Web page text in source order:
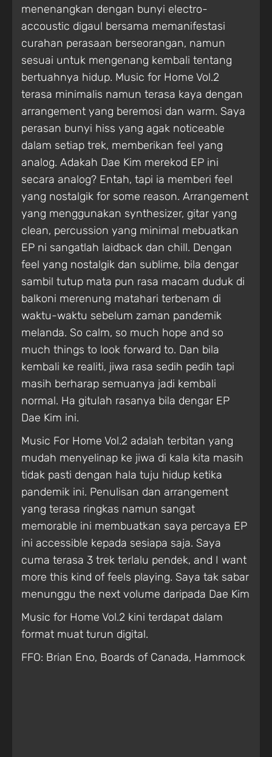
menenangkan dengan bunyi electro-
accoustic digaul bersama memanifestasi
curahan perasaan berseorangan, namun
sesuai untuk mengenang kembali tentang
bertuahnya hidup. Music for Home Vol.2
terasa minimalis namun terasa kaya dengan
arrangement yang beremosi dan warm. Saya
perasan bunyi hiss yang agak noticeable
dalam setiap trek, memberikan feel yang
analog. Adakah Dae Kim merekod EP ini
secara analog? Entah, tapi ia memberi feel
yang nostalgik for some reason. Arrangement
yang menggunakan synthesizer, gitar yang
clean, percussion yang minimal mebuatkan
EP ni sangatlah laidback dan chill. Dengan
feel yang nostalgik dan sublime, bila dengar
sambil tutup mata pun rasa macam duduk di
balkoni merenung matahari terbenam di
waktu-waktu sebelum zaman pandemik
melanda. So calm, so much hope and so
much things to look forward to. Dan bila
kembali ke realiti, jiwa rasa sedih pedih tapi
masih berharap semuanya jadi kembali
normal. Ha gitulah rasanya bila dengar EP
Dae Kim ini.
Music For Home Vol.2 adalah terbitan yang
mudah menyelinap ke jiwa di kala kita masih
tidak pasti dengan hala tuju hidup ketika
pandemik ini. Penulisan dan arrangement
yang terasa ringkas namun sangat
memorable ini membuatkan saya percaya EP
ini accessible kepada sesiapa saja. Saya
cuma terasa 3 trek terlalu pendek, and I want
more this kind of feels playing. Saya tak sabar
menunggu the next volume daripada Dae Kim
Music for Home Vol.2 kini terdapat dalam
format muat turun digital.
FFO: Brian Eno, Boards of Canada, Hammock